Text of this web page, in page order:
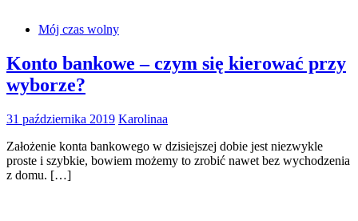
Mój czas wolny
Konto bankowe – czym się kierować przy
wyborze?
31 października 2019 Karolinaa
Założenie konta bankowego w dzisiejszej dobie jest niezwykle
proste i szybkie, bowiem możemy to zrobić nawet bez wychodzenia
z domu. […]